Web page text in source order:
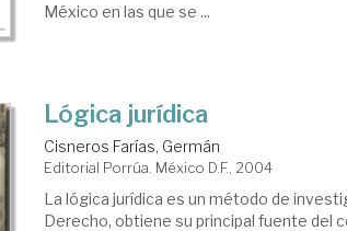
México en las que se ...
Lógica jurídica
Cisneros Farías, Germán
Editorial Porrúa. México D.F., 2004
La lógica jurídica es un método de
Derecho, obtiene su principal fuente del